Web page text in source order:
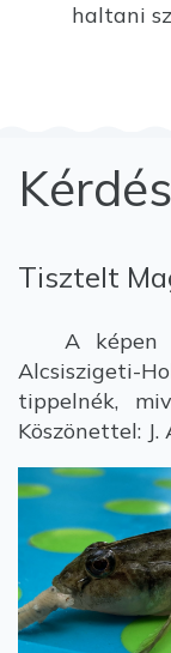
haltani
Tisztelt
A képen
Alcsiszigeti-
tippelnék,
Köszönettel: J.